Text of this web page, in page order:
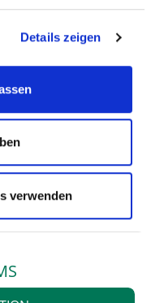
Details zeigen
verwenden
AND